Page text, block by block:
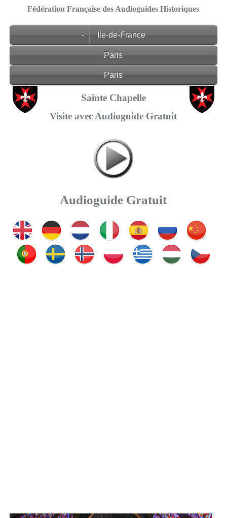
Fédération Française des Audioguides Historiques
- Ile-de-France
Paris
Paris
Sainte Chapelle
Visite avec Audioguide Gratuit
Audioguide Gratuit